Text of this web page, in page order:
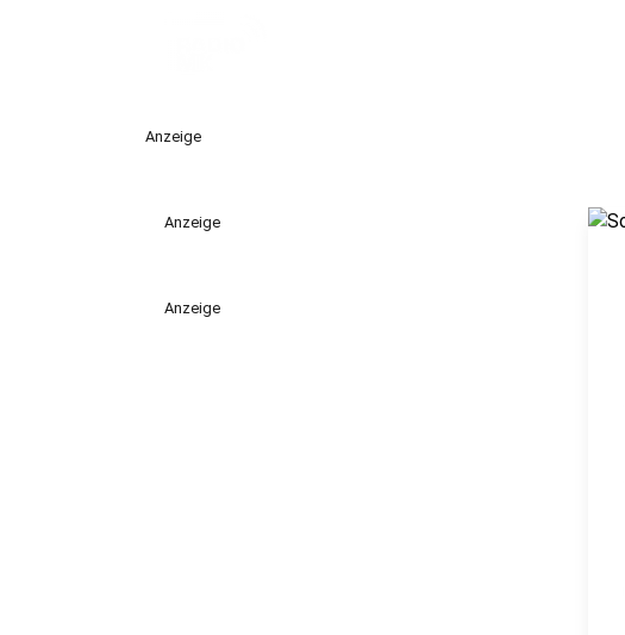
Anzeige
Anzeige
Anzeige